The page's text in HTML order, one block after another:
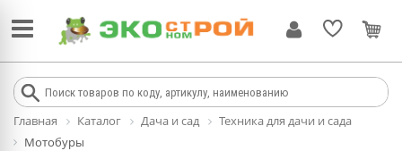
Главная Каталог Дача и сад
Техника для дачи и сада
Мотобуры